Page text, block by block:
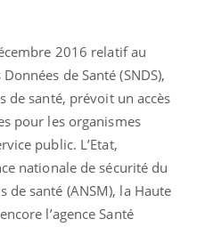
2016 relatif au
de Santé (SNDS),
de santé, prévoit un accès
pour les organismes
public. L’Etat,
nationale de sécurité du
santé (ANSM), la Haute
l’agence Santé